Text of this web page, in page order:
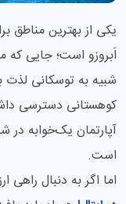
یکی از بهترین مناطق
اَبروزو است؛ جایی که
شبیه به توسکانی لذت
کوهستانی دسترسی
است.
اما اگر به دنبال راهی